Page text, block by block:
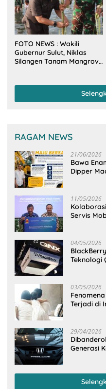
FOTO NEWS : Wakili
Gubernur Sulut, Niklas
Silangen Tanam Mangrove
RAGAM NEWS
21/06/2026
Bawa
Dipper
11/05/2026
Servis
04/05/2026
Teknologi
03/05/2026
Terjadi di
29/04/2026
Generasi